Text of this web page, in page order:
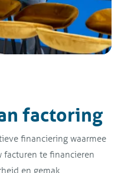
factoring
financiering waarmee
facturen te financieren
en gemak